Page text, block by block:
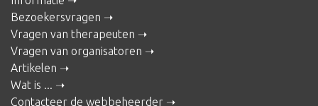
Bezoekersvragen
Vragen van therapeuten
Vragen van organisatoren
Artikelen
Wat is ...
Contacteer de webbeheerder